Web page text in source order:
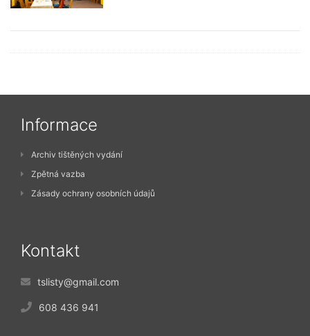
Informace
Archiv tištěných vydání
Zpětná vazba
Zásady ochrany osobních údajů
Kontakt
tslisty@gmail.com
608 436 941